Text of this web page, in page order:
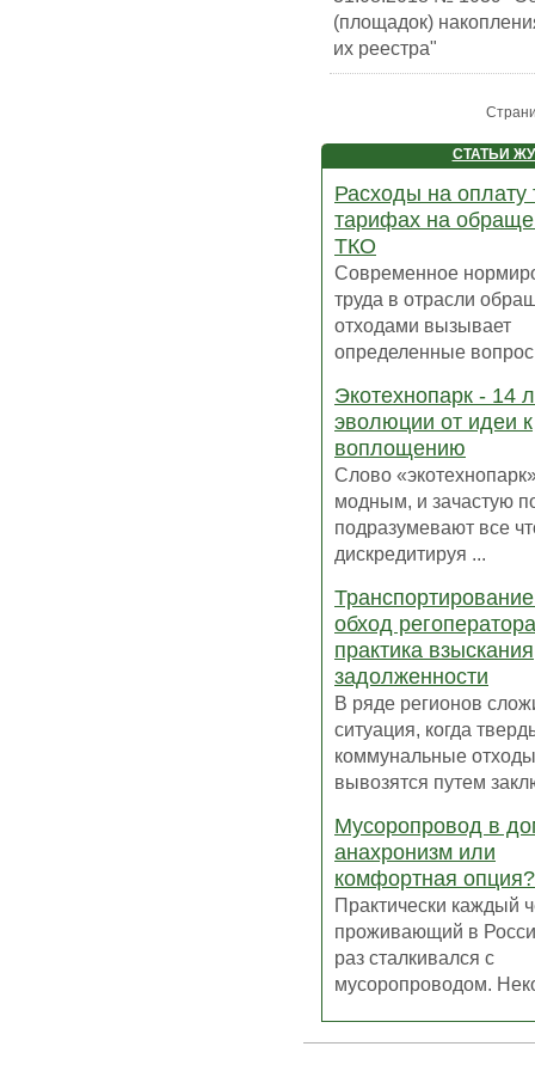
(площадок)
их реестра"
СТАТЬИ
Расходы на оплату
тарифах на
ТКО
Современное
труда в отрасли
отходами вызывает
определенные
Экотехнопарк - 14
эволюции от идеи к
воплощению
Слово
модным, и зачастую
подразумевают все
дискредитируя ...
обход
практика взыскания
задолженности
В ряде регионов
ситуация, когда
коммунальные
вывозятся путем
Мусоропровод в
анахронизм или
комфортная опция?
Практически каждый
проживающий в
раз сталкивался с
мусоропроводом.